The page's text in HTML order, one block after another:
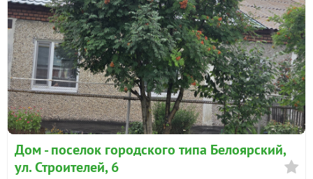
Дом - поселок городского типа Белоярский,
ул. Строителей, 6